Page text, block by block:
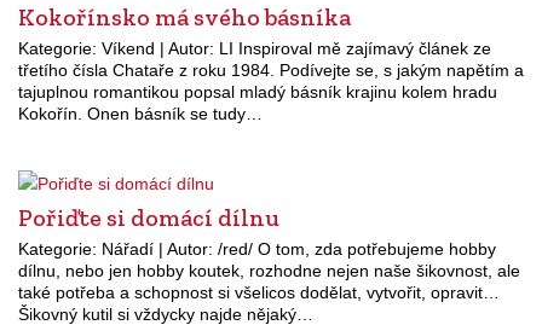
Kokořínsko má svého básníka
Kategorie: Víkend | Autor: LI Inspiroval mě zajímavý článek ze
třetího čísla Chataře z roku 1984. Podívejte se, s jakým napětím a
tajuplnou romantikou popsal mladý básník krajinu kolem hradu
Kokořín. Onen básník se tudy…
Pořiďte si domácí dílnu
Kategorie: Nářadí | Autor: /red/ O tom, zda potřebujeme hobby
dílnu, nebo jen hobby koutek, rozhodne nejen naše šikovnost, ale
také potřeba a schopnost si všelicos dodělat, vytvořit, opravit…
Šikovný kutil si vždycky najde nějaký…